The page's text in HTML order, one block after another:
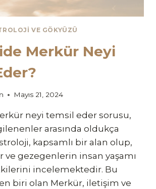
VE GÖKYÜZÜ
Merkür Neyi
Mayıs 21, 2024
neyi temsil eder sorusu,
arasında oldukça
kapsamlı bir alan olup,
ve gezegenlerin insan yaşamı
incelemektedir. Bu
biri olan Merkür, iletişim ve